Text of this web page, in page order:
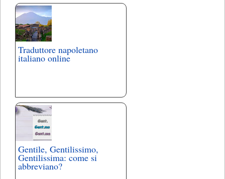
Traduttore napoletano
italiano online
Gentile, Gentilissimo,
Gentilissima: come si
abbreviano?